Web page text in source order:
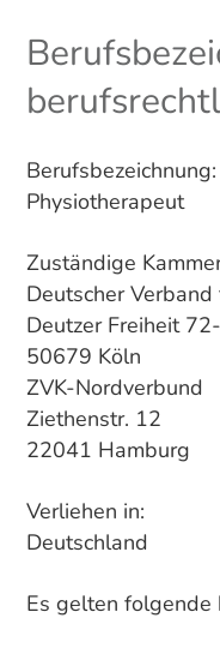
Berufsbezeichnung:
Physiotherapeut
Zuständige
Deutscher
Deutzer Freiheit
50679 Köln
ZVK-Nordverbund
Ziethenstr. 12
22041 Hamburg
Verliehen in:
Deutschland
Es gelten folgende